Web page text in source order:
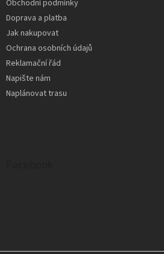
Obchodní podmínky
Doprava a platba
Jak nakupovat
Ochrana osobních údajů
Reklamační řád
Napište nám
Naplánovat trasu